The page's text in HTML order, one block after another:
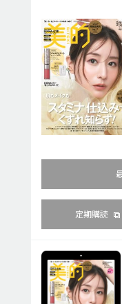
定期購読